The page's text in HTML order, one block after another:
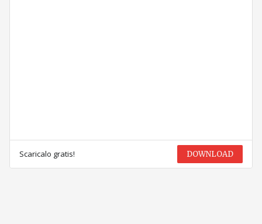
Scaricalo gratis! DOWNLOAD